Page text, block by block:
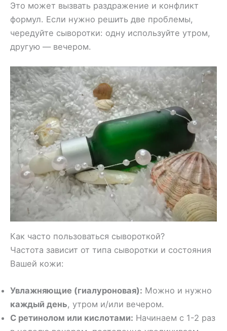
Это может вызвать раздражение и конфликт
формул. Если нужно решить две проблемы,
чередуйте сыворотки: одну используйте утром,
другую — вечером.
Как часто пользоваться сывороткой?
Частота зависит от типа сыворотки и состояния
Вашей кожи:
Увлажняющие (гиалуроновая): Можно и нужно
каждый день, утром и/или вечером.
С ретинолом или кислотами: Начинаем с 1-2 раз